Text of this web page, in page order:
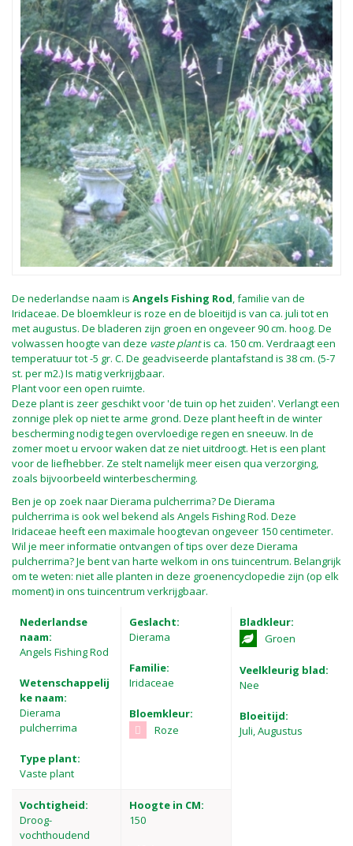
De nederlandse naam is Angels Fishing Rod , familie van de
Iridaceae. De bloemkleur is roze en de bloeitijd is van ca. juli tot en
met augustus. De bladeren zijn groen en ongeveer 90 cm. hoog. De
volwassen hoogte van deze vaste plantis ca. 150 cm. Verdraagt een
temperatuur tot -5 gr. C. De geadviseerde plantafstand is 38 cm. (5-7
st. per m2.) Is matig verkrijgbaar.
Plant voor een open ruimte.
Deze plant is zeer geschikt voor 'de tuin op het zuiden'. Verlangt een
zonnige plek op niet te arme grond. Deze plant heeft in de winter
bescherming nodig tegen overvloedige regen en sneeuw. In de
zomer moet u ervoor waken dat ze niet uitdroogt. Het is een plant
voor de liefhebber. Ze stelt namelijk meer eisen qua verzorging,
zoals bijvoorbeeld winterbescherming.
Ben je op zoek naar Dierama pulcherrima? De Dierama
pulcherrima is ook wel bekend als Angels Fishing Rod. Deze
Iridaceae heeft een maximale hoogtevan ongeveer 150 centimeter.
Wil je meer informatie ontvangen of tips over deze Dierama
pulcherrima? Je bent van harte welkom in ons tuincentrum. Belangrijk
om te weten: niet alle planten in deze groenencyclopedie zijn (op elk
moment) in ons tuincentrum verkrijgbaar.
Nederlandse
naam:
Angels Fishing Rod
Wetenschappelij
ke naam:
Dierama
pulcherrima
Type plant:
Vaste plant
Geslacht:
Dierama
Familie:
Iridaceae
Bloemkleur:
Roze
Bladkleur:
Groen
Veelkleurig blad:
Nee
Bloeitijd:
Juli, Augustus
Vochtigheid:
Droog-
vochthoudend
Hoogte in CM:
150